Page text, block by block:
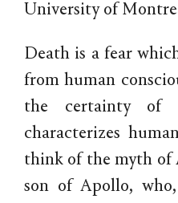
University of
Death is a fear
from human
the certainty of
characterizes
think of the myth of
son of Apollo, who,